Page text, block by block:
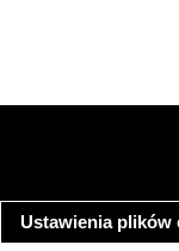
Ustawienia plików